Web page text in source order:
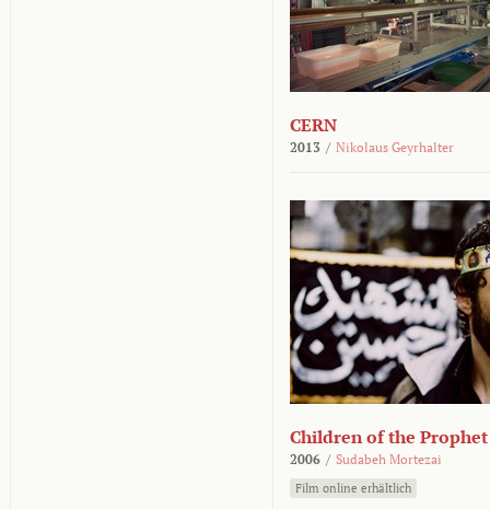
CERN
2013 / Nikolaus Geyrhalter
Children of the Prophet
2006 / Sudabeh Mortezai
Film online erhältlich